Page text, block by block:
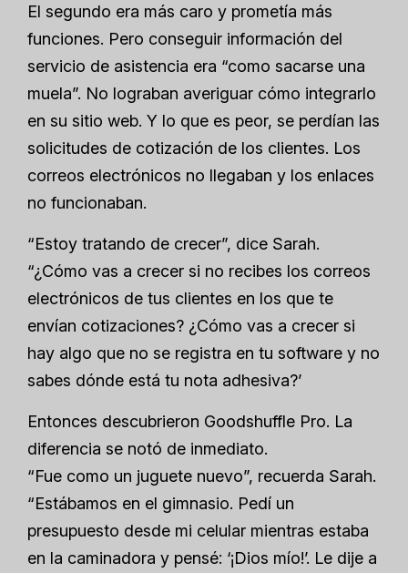
El segundo era más caro y prometía más
funciones. Pero conseguir información del
servicio de asistencia era “como sacarse una
muela”. No lograban averiguar cómo integrarlo
en su sitio web. Y lo que es peor, se perdían las
solicitudes de cotización de los clientes. Los
correos electrónicos no llegaban y los enlaces
no funcionaban.
“Estoy tratando de crecer”, dice Sarah.
“¿Cómo vas a crecer si no recibes los correos
electrónicos de tus clientes en los que te
envían cotizaciones? ¿Cómo vas a crecer si
hay algo que no se registra en tu software y no
sabes dónde está tu nota adhesiva?’
Entonces descubrieron Goodshuffle Pro. La
diferencia se notó de inmediato.
“Fue como un juguete nuevo”, recuerda Sarah.
“Estábamos en el gimnasio. Pedí un
presupuesto desde mi celular mientras estaba
en la caminadora y pensé: ‘¡Dios mío!’. Le dije a